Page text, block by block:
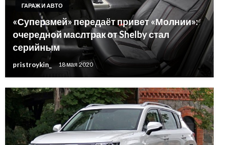
ГАРАЖ И АВТО
«Суперзмей» передаёт привет «Молнии»:
очередной маслтрак от Shelby стал
серийным
pristroykin_ 18 мая 2020